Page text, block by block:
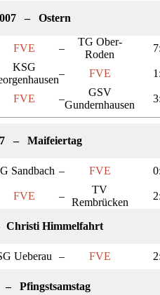
– Ostern
FVE –
TG Ober-
Roden
KSG
– FVE
FVE –
GSV
Gundernhausen
– Maifeiertag
Sandbach – FVE
FVE –
TV
Rembrücken
Christi Himmelfahrt
Ueberau – FVE
– Pfingstsamstag